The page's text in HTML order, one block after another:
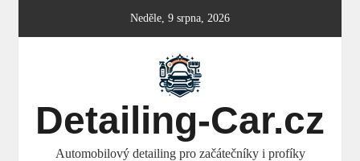
Neděle, 9 srpna, 2026
Detailing-Car.cz
Automobilový detailing pro začátečníky i profíky